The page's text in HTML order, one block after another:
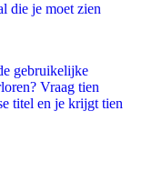
die je moet zien
gebruikelijke
Vraag tien
titel en je krijgt tien